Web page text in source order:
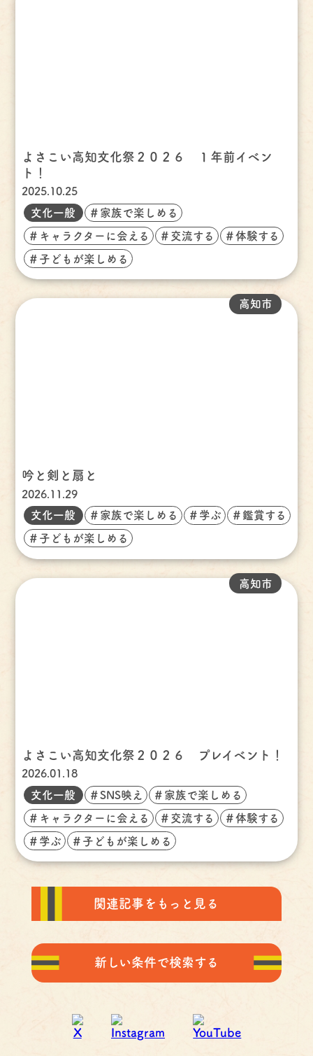
よさこい高知文化祭２０２６ １年前イベン
ト！
2025.10.25
文化一般 ＃家族で楽しめる
＃キャラクターに会える ＃交流する ＃体験する
＃子どもが楽しめる
吟と剣と扇と
2026.11.29
高知市
文化一般 ＃家族で楽しめる ＃学ぶ ＃鑑賞する
＃子どもが楽しめる
よさこい高知文化祭２０２６ プレイベント！
2026.01.18
高知市
文化一般 ＃SNS映え ＃家族で楽しめる
＃キャラクターに会える ＃交流する ＃体験する
＃学ぶ ＃子どもが楽しめる
関連記事をもっと見る
新しい条件で検索する